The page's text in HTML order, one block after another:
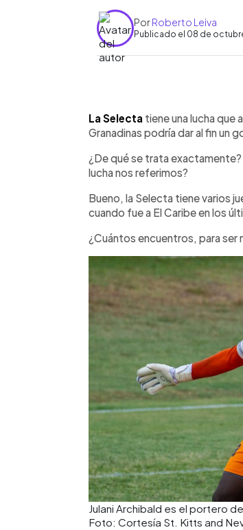
PorRoberto Leiva
Publicado el 08 de
► Escuchar artículo
La Selecta tiene una lucha que
Granadinas podría dar al fin un
¿De qué se trata exactamente?
lucha nos referimos?
Bueno, la Selecta tiene varios
cuando fue a El Caribe en los
¿Cuántos encuentros, para ser
Julani Archibald es el portero
Foto: Cortesía St. Kitts and